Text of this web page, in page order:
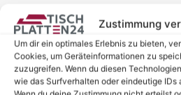
Zustimmung
Um dir ein optimales Erlebnis zu bieten,
Cookies, um Geräteinformationen zu
zuzugreifen. Wenn du diesen
wie das Surfverhalten oder eindeutige IDs
Eine Liebe zu
Seit Jahren unterstützen